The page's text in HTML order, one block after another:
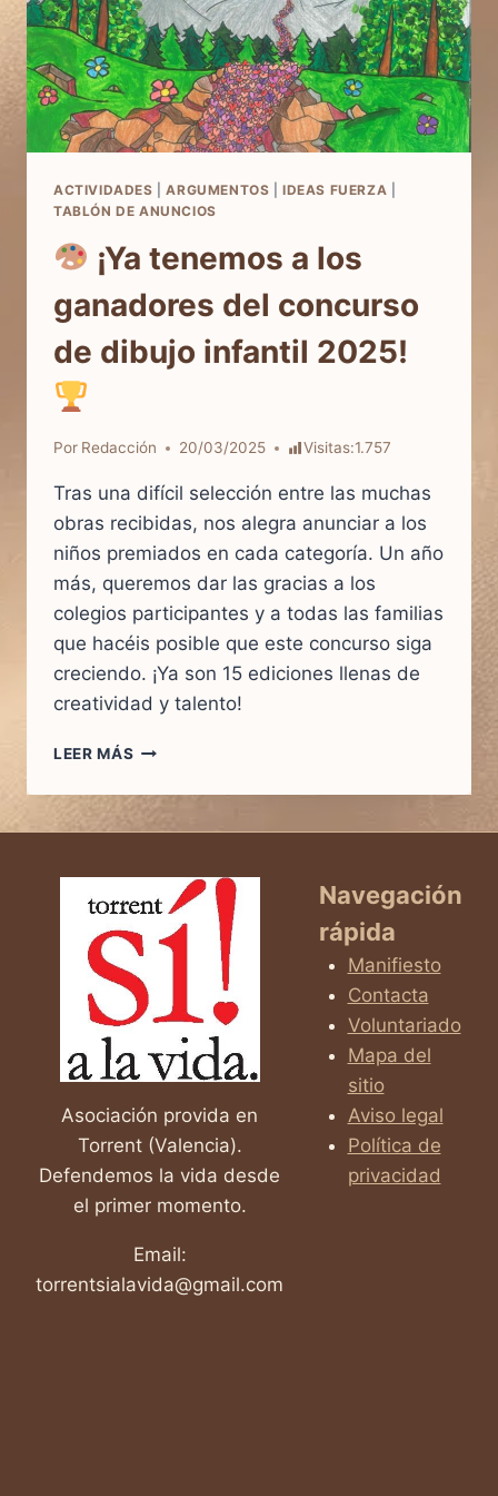
ACTIVIDADES |ARGUMENTOS |IDEAS FUERZA
TABLÓN DE ANUNCIOS
¡Ya tenemos a los
ganadores del concurso
de dibujo infantil 2025!
Por Redacción 20/03/2025 Visitas:1.757
Tras una difícil selección entre las muchas
obras recibidas, nos alegra anunciar a los
niños premiados en cada categoría. Un año
más, queremos dar las gracias a los
colegios participantes y a todas las familias
que hacéis posible que este concurso siga
creciendo. ¡Ya son 15 ediciones llenas de
creatividad y talento!
LEER MÁS
TENEMOS
CONCURSO
DE
DIBUJO
INFANTIL
2025!
Asociación provida en
Torrent (Valencia).
Defendemos la vida desde
el primer momento.
Email:
torrentsialavida@gmail.com
Navegación
rápida
Manifiesto
Contacta
Voluntariado
Mapa del
sitio
Aviso legal
Política de
privacidad